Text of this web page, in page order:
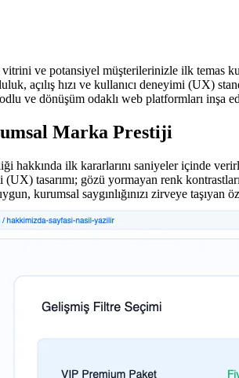
ve potansiyel müşterilerinizle ilk temas
açılış hızı ve kullanıcı deneyimi (UX)
ve dönüşüm odaklı web platformları inşa
Marka Prestiji
ilk kararlarını saniyeler içinde
tasarımı; gözü yormayan renk
kurumsal saygınlığınızı zirveye